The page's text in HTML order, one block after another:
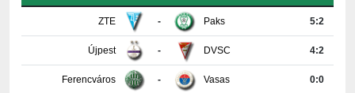
ZTE - Paks 5:2
Újpest - DVSC 4:2
Ferencváros - Vasas 0:0